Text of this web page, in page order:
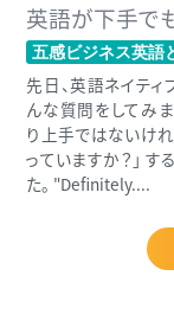
英語が下手で
五感ビジネス英語
先日、英語ネイテ
んな質問をしてみ
り上手ではないけ
っていますか？」 す
た。 "Definitely....